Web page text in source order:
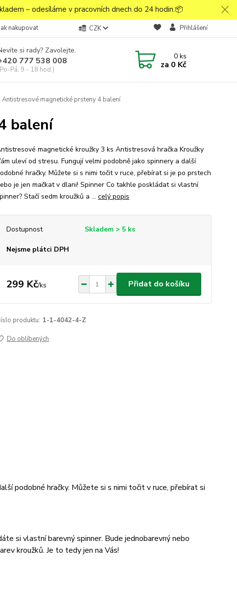
– odesíláme v pracovních dnech do 24 hodin.📦
nakupovat CZK Přihlášení
si rady? Zavolejte.
777 538 008
Pá, 9 - 18 hod.)
0ks
za 0 Kč
Antistresové magnetické prsteny 4 balení
balení
magnetické kroužky 3 ks Antistresová hračka Kroužky
uleví od stresu. Fungují velmi podobně jako spinnery a další
hračky. Můžete si s nimi točit v ruce, přebírat si je po prstech
je jen mačkat v dlani! Spinner Co takhle poskládat si vlastní
Stačí sedm kroužků a ... celý popis
Dostupnost Skladem > 5 ks
Nejsme plátci DPH
299 Kč/ks Přidat do košíku
produktu: 1-1-4042-4-Z
Do oblíbených
podobné hračky. Můžete si s nimi točit v ruce, přebírat si
si vlastní barevný spinner. Bude jednobarevný nebo
kroužků. Je to tedy jen na Vás!